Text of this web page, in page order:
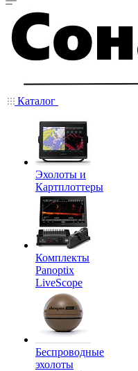
Каталог
Эхолоты и
Картплоттеры
Комплекты
Panoptix
LiveScope
Беспроводные
эхолоты